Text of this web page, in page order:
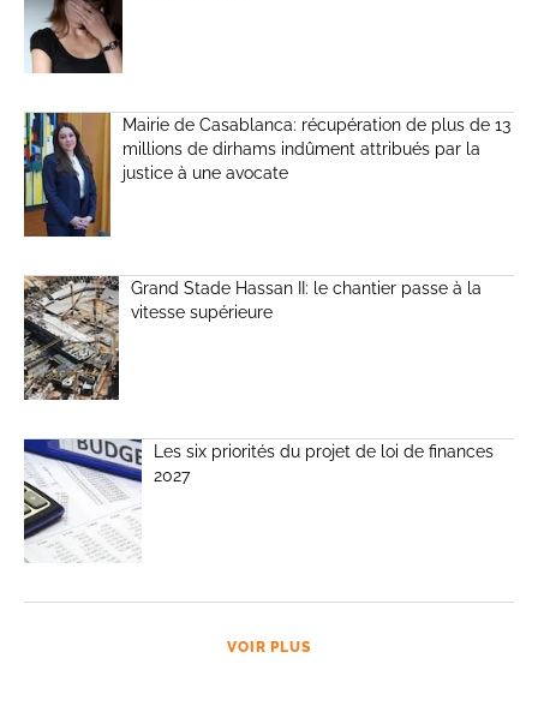
Mairie de Casablanca: récupération de plus de 13
millions de dirhams indûment attribués par la
justice à une avocate
Grand Stade Hassan II: le chantier passe à la
vitesse supérieure
Les six priorités du projet de loi de finances
2027
VOIR PLUS